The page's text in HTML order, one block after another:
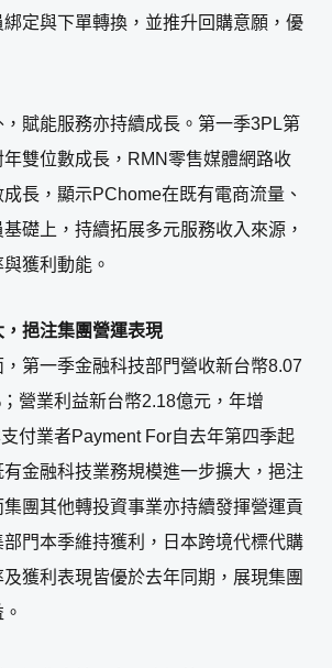
定與下單轉換，並推升回購意願，優
賦能服務亦持續成長。第一季3PL第
雙位數成長，RMN零售媒體網路收
長，顯示PChome在既有電商流量、
礎上，持續拓展多元服務收入來源，
獲利動能。
挹注集團營運表現
第一季金融科技部門營收新台幣8.07
營業利益新台幣2.18億元，年增
付業者Payment For自去年第四季起
金融科技業務規模進一步擴大，挹注
團其他轉投資事業亦持續發揮營運貢
門本季維持獲利，日本跨境代標代購
獲利表現皆優於去年同期，展現集團